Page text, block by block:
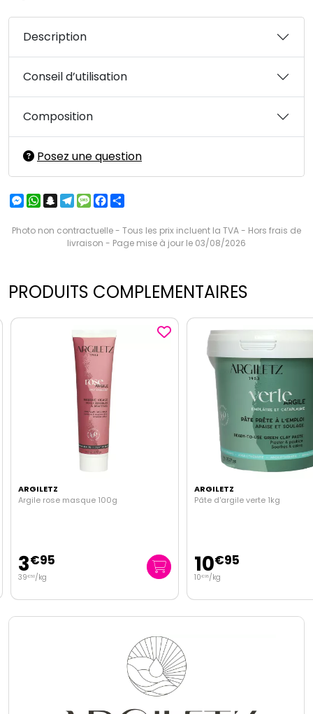
Description
Conseil d’utilisation
Composition
Posez une question
Messenger
WhatsApp
Snapchat
Telegram
MessageFacebook
Photo non contractuelle - Tous les prix incluent la TVA - Hors frais de
livraison - Page mise à jour le 03/08/2026
PRODUITS COMPLEMENTAIRES
ARGILETZ
Argile rose masque 100g
3€95
39€50/kg
ARGILETZ
Pâte d'argile verte 1kg
10€95
10€95/kg